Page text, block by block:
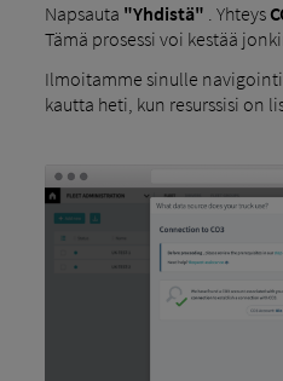
Napsauta "Yhdistä" . Yhteys
Tämä prosessi voi kestää
Ilmoitamme sinulle
kautta heti, kun resurssisi on